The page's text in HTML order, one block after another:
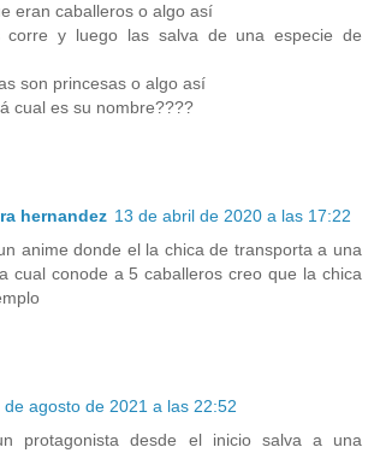
eran caballeros o algo así
corre y luego las salva de una especie de
son princesas o algo así
cual es su nombre????
hernandez 13 de abril de 2020 a las 17:22
anime donde el la chica de transporta a una
cual conode a 5 caballeros creo que la chica
de agosto de 2021 a las 22:52
protagonista desde el inicio salva a una